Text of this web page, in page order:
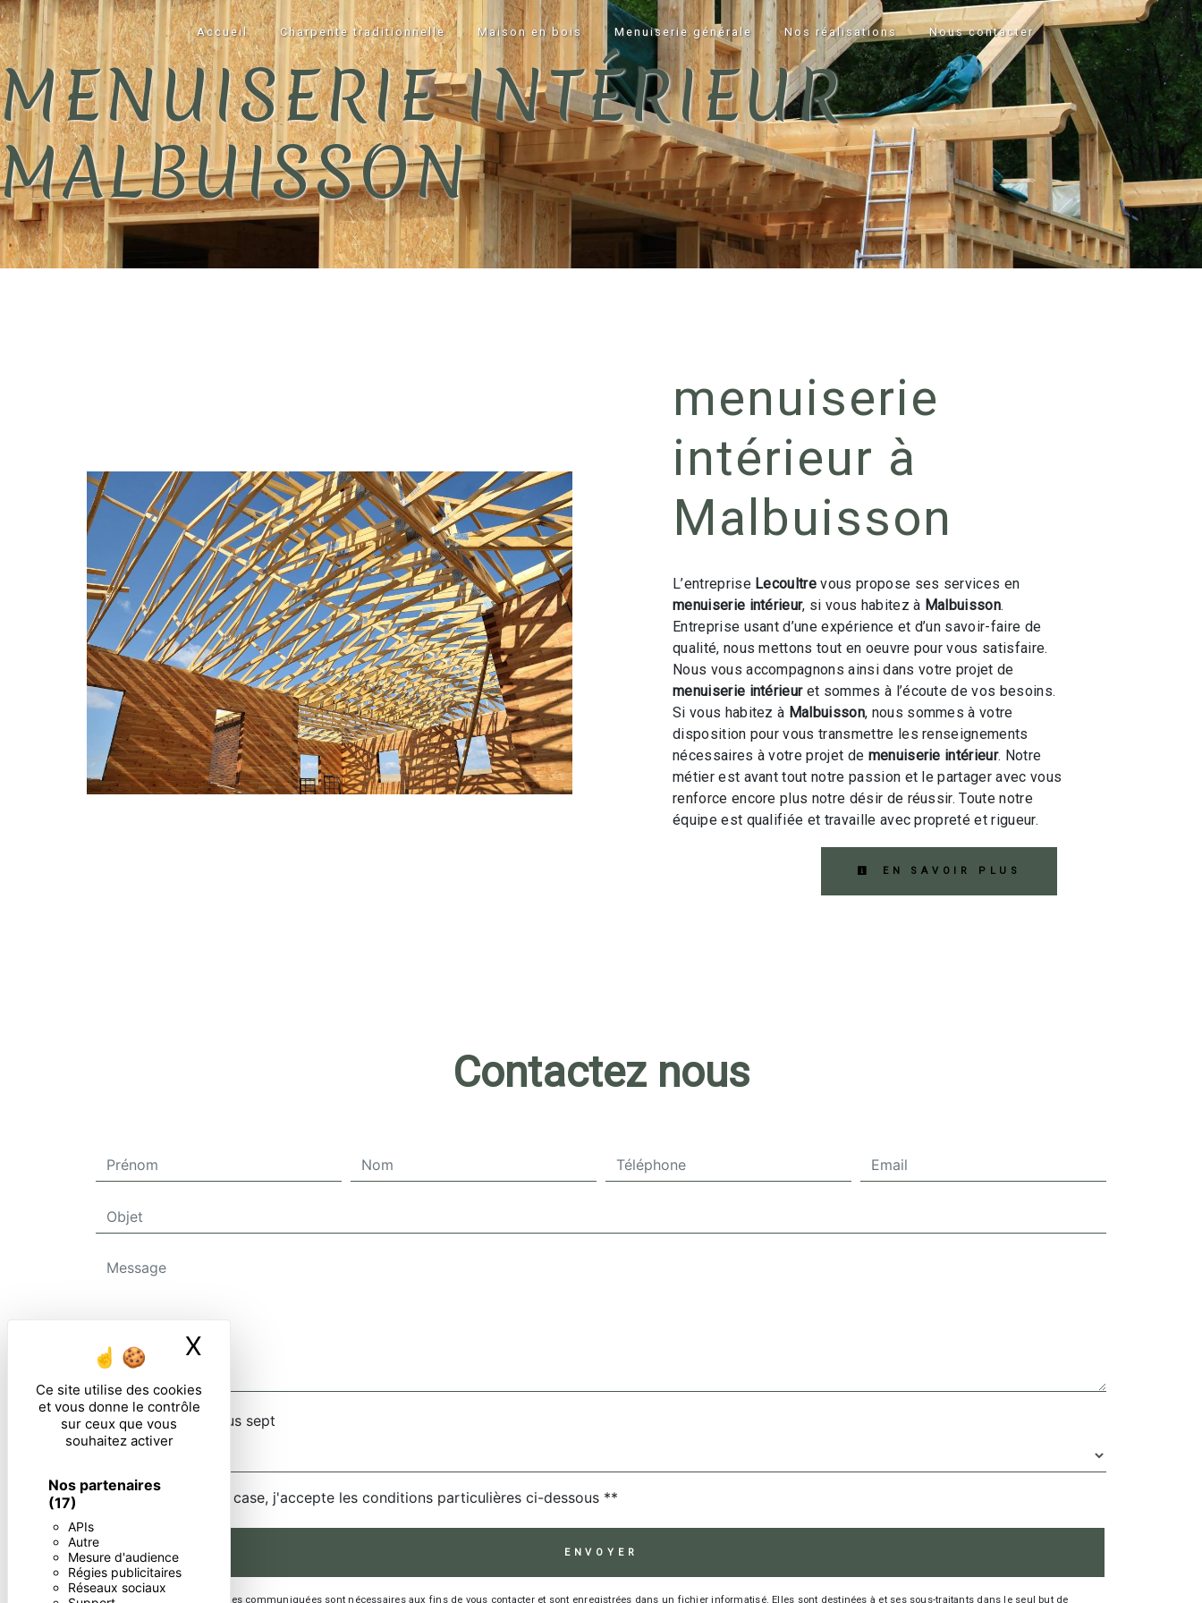
Panneau de gestion des cookies
Ce site utilise des cookies
et vous donne le contrôle
sur ceux que vous
souhaitez activer
Nos partenaires
(17)
APIs
Autre
Mesure d'audience
Régies publicitaires
Réseaux sociaux
X
Accueil Charpente traditionnelle Maison en bois Menuiserie générale Nos réalisations Nous contacter
MENUISERIE INTÉRIEUR
MALBUISSON
menuiserie
intérieur à
Malbuisson
L’entreprise Lecoultre vous propose ses services en
menuiserie intérieur, si vous habitez à Malbuisson.
Entreprise usant d’une expérience et d’un savoir-faire de
qualité, nous mettons tout en oeuvre pour vous satisfaire.
Nous vous accompagnons ainsi dans votre projet de
menuiserie intérieuret sommes à l’écoute de vos besoins.
Si vous habitez à Malbuisson, nous sommes à votre
disposition pour vous transmettre les renseignements
nécessaires à votre projet de menuiserie intérieur. Notre
métier est avant tout notre passion et le partager avec vous
renforce encore plus notre désir de réussir. Toute notre
équipe est qualifiée et travaille avec propreté et rigueur.
EN SAVOIR PLUS
Contactez nous
Combien font un plus sept
En cochant cette case, j'accepte les conditions particulières ci-dessous **
ENVOYER
** Les données personnelles communiquées sont nécessaires aux fins de vous contacter et sont enregistrées dans un fichier informatisé. Elles sont destinées à et ses sous-traitants dans le seul but de